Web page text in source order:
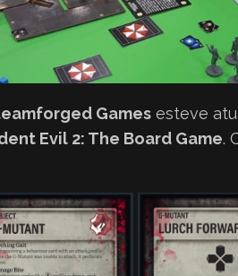
Games esteve
Evil 2: The Board Game.